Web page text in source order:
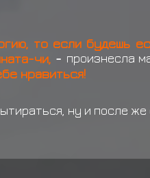
то если будешь
чи, - произнесла
нравиться!
ну и после же